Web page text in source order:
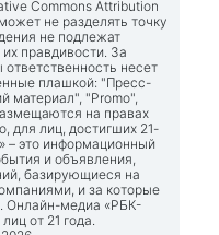
Commons Attribution
не разделять точку
не подлежат
правдивости. За
несет
плашкой: "Пресс-
материал", "Promo",
на правах
для лиц, достигших 21-
– это информационный
и объявления,
базирующиеся на
и за которые
Онлайн-медиа «РБК-
от 21 года.